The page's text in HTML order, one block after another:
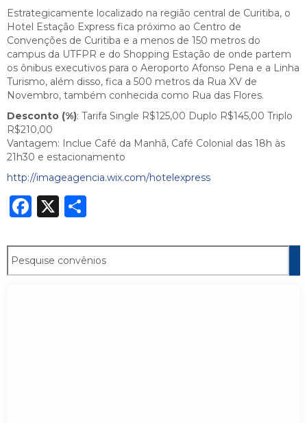
Estrategicamente localizado na região central de Curitiba, o
Hotel Estação Express fica próximo ao Centro de
Convenções de Curitiba e a menos de 150 metros do
campus da UTFPR e do Shopping Estação de onde partem
os ônibus executivos para o Aeroporto Afonso Pena e a Linha
Turismo, além disso, fica a 500 metros da Rua XV de
Novembro, também conhecida como Rua das Flores.
Desconto (%): Tarifa Single R$125,00 Duplo R$145,00 Triplo
R$210,00
Vantagem: Inclue Café da Manhã, Café Colonial das 18h às
21h30 e estacionamento
http://imageagencia.wix.com/hotelexpress
Facebook
X